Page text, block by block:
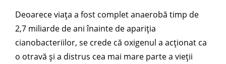
Deoarece viața a fost complet anaerobă timp de
2,7 miliarde de ani înainte de apariția
cianobacteriilor, se crede că oxigenul a acționat ca
o otravă și a distrus cea mai mare parte a vieții